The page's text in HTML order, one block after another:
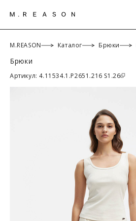
M.REASON Каталог Брюки
Брюки
Артикул: 4.11534.1.P2651.216 S1.26